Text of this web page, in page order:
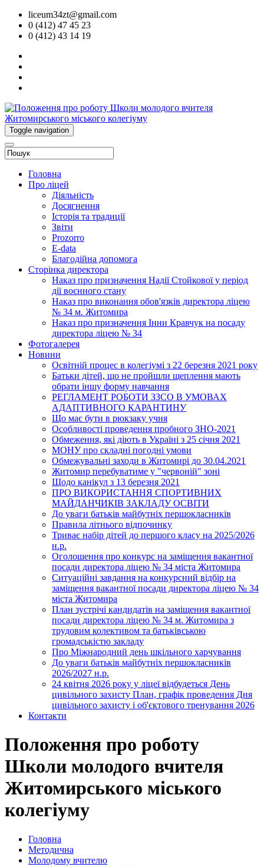
liceum34zt@gmail.com
0 (412) 47 45 23
0 (412) 43 14 19
Toggle navigation
Головна
Про ліцей
Діяльність
Досягнення
Історія та традиції
Звіти
Prozorro
E-data
Благодійна допомога
Сторінка директора
Наказ про призначення Надії Стойкової у період
дії воєнного стану
Наказ про виконання обов'язків директора ліцею
№ 34 м. Житомира
Наказ про призначення Інни Кравчук на посаду
директора ліцею № 34
Фотогалерея
Новини
Освітній процес в колегіумі з 22 березня 2021 року
Батьки дітей, що не пройшли щеплення мають
обрати іншу форму навчання
РЕГЛАМЕНТ РОБОТИ ЗЗСО В УМОВАХ
АДАПТИВНОГО КАРАНТИНУ
Що має бути в рюкзаку учня
Особливості проведення пробного ЗНО-2021
Обмеження, які діють в Україні з 25 січня 2021
МОНУ про складні погодні умови
Обмежувальні заходи в Житомирі до 30.04.2021
Житомир перебуватиме у "червоній" зоні
Щодо канікул з 13 березня 2021
ПРО ВИКОРИСТАННЯ СПОРТИВНИХ
МАЙДАНЧИКІВ ЗАКЛАДУ ОСВІТИ
До уваги батьків майбутніх першокласників
Правила літнього відпочинку
Триває набір дітей до першого класу на 2025/2026
н.р.
Оголошення про конкурс на заміщення вакантної
посади директора ліцею № 34 міста Житомира
Ситуаційні завдання на конкурсний відбір на
заміщення вакантної посади директора ліцею № 34
міста Житомира
План зустрічі кандидатів на заміщення вакантної
посади директора ліцею № 34 м. Житомира з
трудовим колективом та батьківською
громадськістю закладу
Про Міжнародний день шкільного харчування
До уваги батьків майбутніх першокласників
2026/2027 н.р.
24 квітня 2026 року у ліцеї відбудеться День
цивільного захисту План, графік проведення Дня
цивільного захисту і об'єктового тренування 2026
Контакти
Положення про роботу
Школи молодого вчителя
Житомирського міського
колегіуму
Головна
Методична
Молодому вчителю